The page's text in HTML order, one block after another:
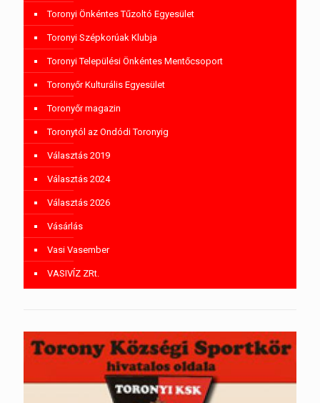
Toronyi Önkéntes Tűzoltó Egyesület
Toronyi Szépkorúak Klubja
Toronyi Települési Önkéntes Mentőcsoport
Toronyőr Kulturális Egyesület
Toronyőr magazin
Toronytól az Ondódi Toronyig
Választás 2019
Választás 2024
Választás 2026
Vásárlás
Vasi Vasember
VASIVÍZ ZRt.